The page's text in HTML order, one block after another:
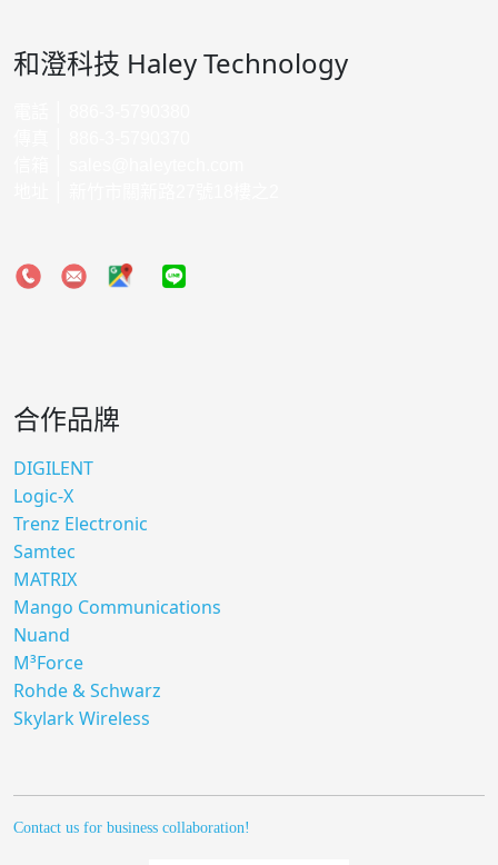
和澄科技 Haley Technology
合作品牌
DIGILENT
Logic-X
Trenz Electronic
Samtec
MATRIX
Mango Communications
Nuand
M³Force
Rohde & Schwarz
Skylark Wireless
Contact us for business collaboration!